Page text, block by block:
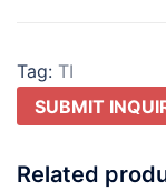
Tag: TI
SUBMIT
Related